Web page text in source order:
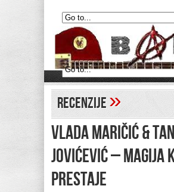
Recenzije»
VLADA MARIČIĆ &
JOVIĆEVIĆ –
prestaje